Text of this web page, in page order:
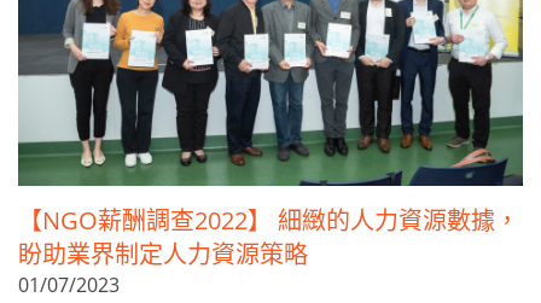
【NGO薪酬調查2022】 細緻的人力資源數據，
盼助業界制定人力資源策略
01/07/2023